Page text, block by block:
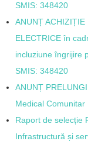
SMIS: 348420
ANUNȚ
ELECTRICE în
incluziune îngrijire
SMIS: 348420
ANUNȚ
Medical Comunitar
Raport de selecție
Infrastructură și